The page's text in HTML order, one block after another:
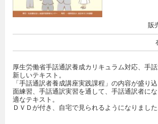
販
厚生労働省手話通訳養成カリキュラム対応、手
新しいテキスト。
「手話通訳者養成講座実践課程」の内容が盛り
面練習、手話通訳実習を通して、手話通訳者に
適なテキスト。
ＤＶＤが付き、自宅で見られるようになりました